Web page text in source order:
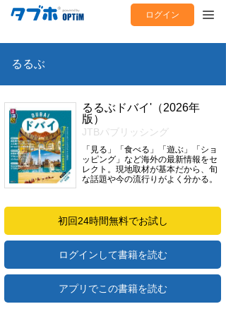
ログイン
るるぶ
るるぶドバイ'（2026年
版）
JTBパブリッシング
「見る」「食べる」「遊ぶ」「ショ
ッピング」など海外の最新情報をセ
レクト。現地取材が基本だから、旬
な話題や今の流行りがよく分かる。
初回24時間無料でお試し
ログインして書籍を読む
アプリでこの書籍を読む